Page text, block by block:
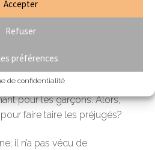
Accepter
Refuser
préférences
de confidentialité
discipline
chez certains qu’on a bel et
en mouvement pour
La danse serait alors un outil
pour les garçons. Alors,
faire taire les préjugés?
il n’a pas vécu de